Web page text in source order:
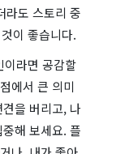
라도 스토리 중
이 좋습니다.
이라면 공감할
에서 큰 의미
을 버리고, 나
해 보세요. 플